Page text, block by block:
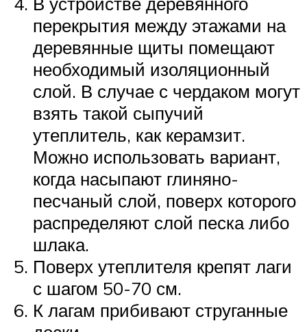
перекрытия между этажами на
деревянные щиты помещают
необходимый изоляционный
слой. В случае с чердаком могут
взять такой сыпучий
утеплитель, как керамзит.
Можно использовать вариант,
когда насыпают глиняно-
песчаный слой, поверх которого
распределяют слой песка либо
шлака.
Поверх утеплителя крепят лаги
с шагом 50-70 см.
К лагам прибивают струганные